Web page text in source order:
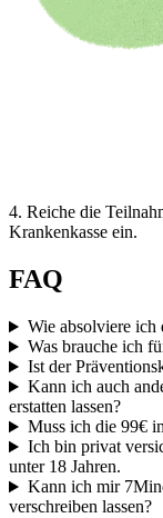
4. Reiche die
Krankenkasse ein.
FAQ
Wie absolviere ich
Was brauche ich
Ist der
Kann ich auch
erstatten lassen?
Muss ich die 99€
Ich bin privat
unter 18 Jahren.
Kann ich mir
verschreiben lassen?